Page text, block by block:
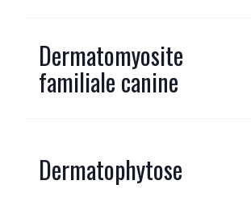
Dermatomyosite
familiale canine
Dermatophytose